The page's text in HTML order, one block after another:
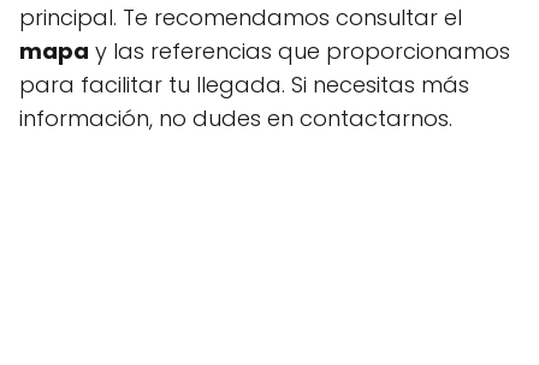
principal. Te recomendamos consultar el
mapa y las referencias que proporcionamos
para facilitar tu llegada. Si necesitas más
información, no dudes en contactarnos.